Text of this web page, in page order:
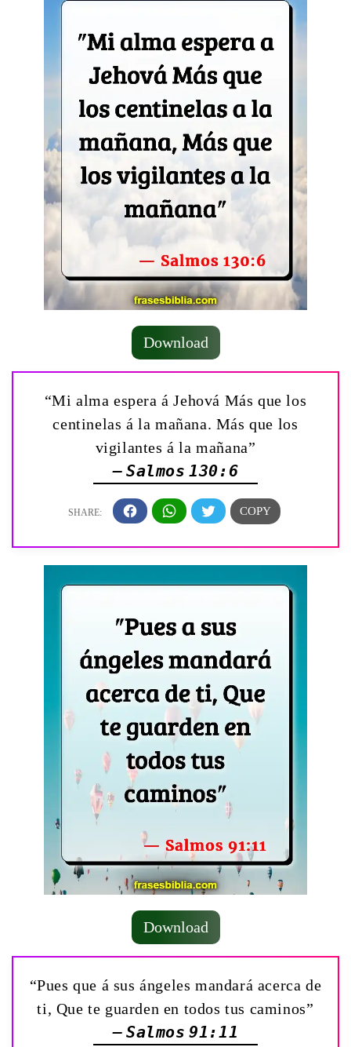
Download
“Mi alma espera á Jehová Más que los
centinelas á la mañana. Más que los
vigilantes á la mañana”
— Salmos 130:6
Download
“Pues que á sus ángeles mandará acerca de
ti, Que te guarden en todos tus caminos”
— Salmos 91:11